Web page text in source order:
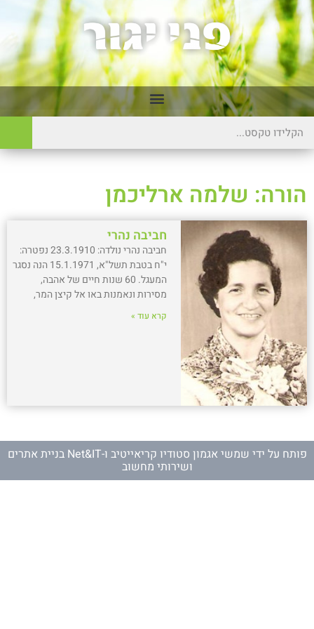
הורה: שלמה ארליכמן
חביבה נהרי
חביבה נהרי נולדה: 23.3.1910 נפטרה:
י"ח בטבת תשל"א, 15.1.1971 הנה נסגר
המעגל. 60 שנות חיים של אהבה,
מסירות ונאמנות באו אל קיצן המר,
קרא עוד »
פותח על ידי שמשי אגמון סטודיו קריאייטיב ו- Net&IT בניית אתרים
ושירותי מחשוב